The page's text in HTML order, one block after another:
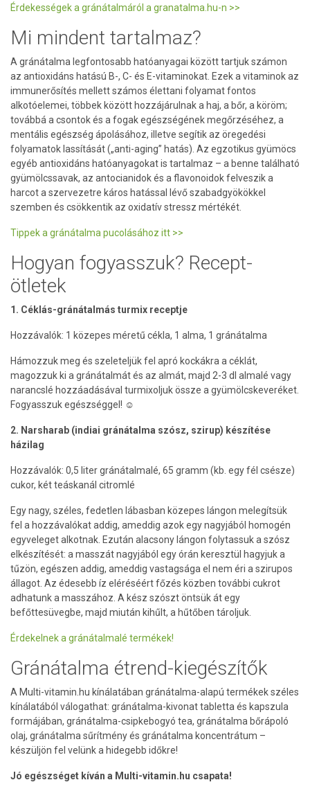
Érdekességek a gránátalmáról a granatalma.hu-n >>
Mi mindent tartalmaz?
A gránátalma legfontosabb hatóanyagai között tartjuk számon
az antioxidáns hatású B-, C- és E-vitaminokat. Ezek a vitaminok az
immunerősítés mellett számos élettani folyamat fontos
alkotóelemei, többek között hozzájárulnak a haj, a bőr, a köröm;
továbbá a csontok és a fogak egészségének megőrzéséhez, a
mentális egészség ápolásához, illetve segítik az öregedési
folyamatok lassítását („anti-aging” hatás). Az egzotikus gyümöcs
egyéb antioxidáns hatóanyagokat is tartalmaz – a benne található
gyümölcssavak, az antocianidok és a flavonoidok felveszik a
harcot a szervezetre káros hatással lévő szabadgyökökkel
szemben és csökkentik az oxidatív stressz mértékét.
Tippek a gránátalma pucolásához itt >>
Hogyan fogyasszuk? Recept-
ötletek
1. Céklás-gránátalmás turmix receptje
Hozzávalók: 1 közepes méretű cékla, 1 alma, 1 gránátalma
Hámozzuk meg és szeleteljük fel apró kockákra a céklát,
magozzuk ki a gránátalmát és az almát, majd 2-3 dl almalé vagy
narancslé hozzáadásával turmixoljuk össze a gyümölcskeveréket.
Fogyasszuk egészséggel! ☺
2. Narsharab (indiai gránátalma szósz, szirup) készítése
házilag
Hozzávalók: 0,5 liter gránátalmalé, 65 gramm (kb. egy fél csésze)
cukor, két teáskanál citromlé
Egy nagy, széles, fedetlen lábasban közepes lángon melegítsük
fel a hozzávalókat addig, ameddig azok egy nagyjából homogén
egyveleget alkotnak. Ezután alacsony lángon folytassuk a szósz
elkészítését: a masszát nagyjából egy órán keresztül hagyjuk a
tűzön, egészen addig, ameddig vastagsága el nem éri a szirupos
állagot. Az édesebb íz eléréséért főzés közben további cukrot
adhatunk a masszához. A kész szószt öntsük át egy
befőttesüvegbe, majd miután kihűlt, a hűtőben tároljuk.
Érdekelnek a gránátalmalé termékek!
Gránátalma étrend-kiegészítők
A Multi-vitamin.hu kínálatában gránátalma-alapú termékek széles
kínálatából válogathat: gránátalma-kivonat tabletta és kapszula
formájában, gránátalma-csipkebogyó tea, gránátalma bőrápoló
olaj, gránátalma sűrítmény és gránátalma koncentrátum –
készüljön fel velünk a hidegebb időkre!
Jó egészséget kíván a Multi-vitamin.hu csapata!